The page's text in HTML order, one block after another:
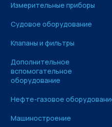
Измерительные приборы
Судовое оборудование
Клапаны и фильтры
Дополнительное
вспомогательное
оборудование
Нефте-газовое
Машиностроение